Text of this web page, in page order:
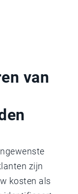
van
zijn
kosten als